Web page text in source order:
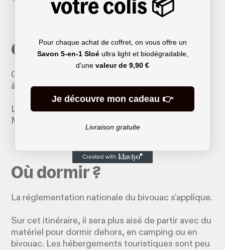
Comment s'y rendre ?
Charleville-Mézières est relié par le TER et le TGV
à Lille, Paris, Reims et Thionville.
La gare de Givet est relié par le TER à Charleville-
Mézières.
Où dormir ?
La réglementation nationale du bivouac s'applique.
Sur cet itinéraire, il sera plus aisé de partir avec du
matériel pour dormir dehors, en camping ou en
bivouac. Les hébergements touristiques sont peu
votre colis 📦
Pour chaque achat de coffret, on vous offre un
Savon 5-en-1 Sloéultra light et biodégradable,
d’une valeur de 9,90 €
Je découvre mon cadeau 👉
Livraison gratuite